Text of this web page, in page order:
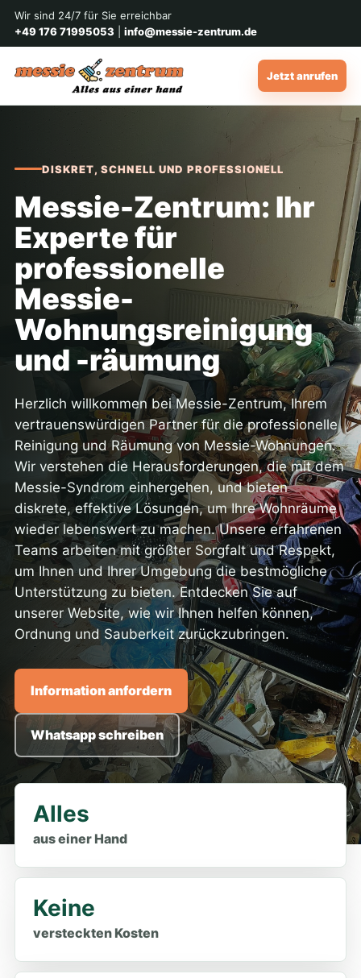
Wir sind 24/7 für Sie erreichbar
+49 176 71995053
info@messie-zentrum.de
Jetzt anrufen
DISKRET, SCHNELL UND PROFESSIONELL
Messie-Zentrum: Ihr
Experte für
professionelle
Messie-
Wohnungsreinigung
und -räumung
Herzlich willkommen bei Messie-Zentrum, Ihrem
vertrauenswürdigen Partner für die professionelle
Reinigung und Räumung von Messie-Wohnungen.
Wir verstehen die Herausforderungen, die mit dem
Messie-Syndrom einhergehen, und bieten
diskrete, effektive Lösungen, um Ihre Wohnräume
wieder lebenswert zu machen. Unsere erfahrenen
Teams arbeiten mit größter Sorgfalt und Respekt,
um Ihnen und Ihrer Umgebung die bestmögliche
Unterstützung zu bieten. Entdecken Sie auf
unserer Website, wie wir Ihnen helfen können,
Ordnung und Sauberkeit zurückzubringen.
Information anfordern
Whatsapp schreiben
Alles
aus einer Hand
Keine
versteckten Kosten